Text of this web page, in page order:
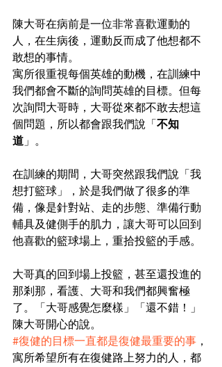
陳大哥在病前是一位非常喜歡運動的
人，在生病後，運動反而成了他想都不
敢想的事情。
寓所很重視每個英雄的動機，在訓練中
我們都會不斷的詢問英雄的目標。但每
次詢問大哥時，大哥從來都不敢去想這
個問題，所以都會跟我們說「 不知
道 」。
在訓練的期間，大哥突然跟我們說「我
想打籃球」，於是我們做了很多的準
備，像是針對站、走的步態、準備行動
輔具及健側手的肌力，讓大哥可以回到
他喜歡的籃球場上，重拾投籃的手感。
大哥真的回到場上投籃，甚至還投進的
那剎那，看護、大哥和我們都興奮極
了。「大哥感覺怎麼樣」「還不錯！」
陳大哥開心的說。
#復健的目標一直都是復健最重要的事 ，
寓所希望所有在復健路上努力的人，都